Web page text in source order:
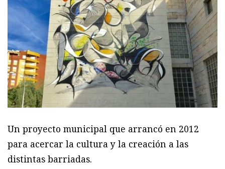
Un proyecto municipal que arrancó en 2012
para acercar la cultura y la creación a las
distintas barriadas.